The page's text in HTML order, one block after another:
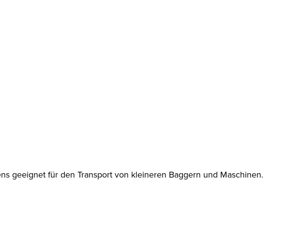
geeignet für den Transport von kleineren Baggern und Maschinen.